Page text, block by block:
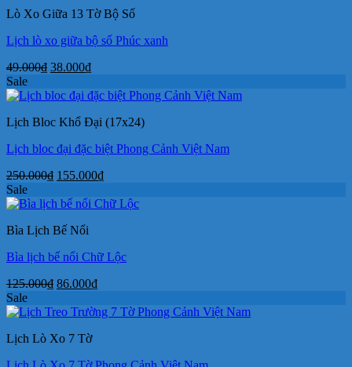
95.000₫.
Lò Xo Giữa 13 Tờ Bộ Số
Lịch lò xo giữa bộ số Phúc xanh
49.000₫ Giá
là:
38.000₫Giá
tại
38.000₫.
Sale
Lịch Bloc Khổ Đại (17x24)
Lịch bloc đại đặc biệt Phong Cảnh Việt Nam
250.000₫ Giá
là:
155.000₫Giá
tại
Sale
Bìa Lịch Bế Nổi
Bìa lịch bế nổi Chữ Lộc
125.000₫ Giá
là:
86.000₫Giá
tại
Sale
Lịch Lò Xo 7 Tờ